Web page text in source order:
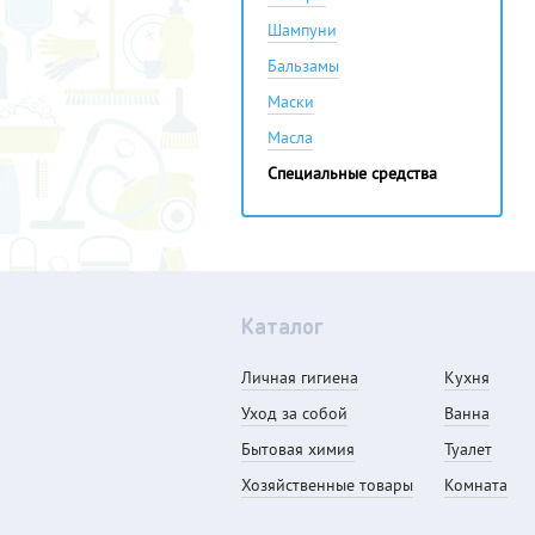
Кухня
Ванная
Туалет
Комната
Женщинам
Мужчинам
Шампуни
Бальзамы
Маски
Масла
Специальные средства
Каталог
Личная гигиена
Кухня
Уход за собой
Ванна
Бытовая химия
Туалет
Хозяйственные товары
Комната